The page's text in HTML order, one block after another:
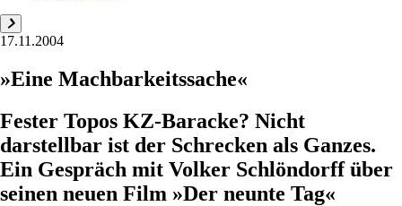
17.11.2004
»Eine Machbarkeitssache«
Fester Topos KZ-Baracke? Nicht
darstellbar ist der Schrecken als Ganzes.
Ein Gespräch mit Volker Schlöndorff über
seinen neuen Film »Der neunte Tag«